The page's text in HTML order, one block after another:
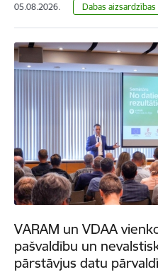
05.08.2026. ​​​​​​​Dabas
VARAM un VDAA
pašvaldību un
pārstāvjus datu